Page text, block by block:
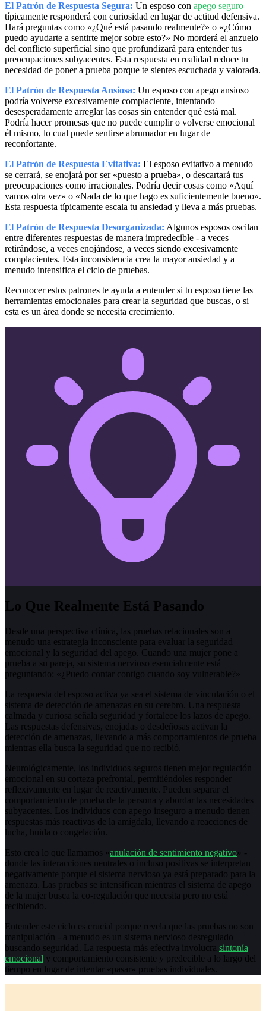
El Patrón de Respuesta Segura: Un esposo con apego seguro
típicamente responderá con curiosidad en lugar de actitud defensiva.
Hará preguntas como «¿Qué está pasando realmente?» o «¿Cómo
puedo ayudarte a sentirte mejor sobre esto?» No morderá el anzuelo
del conflicto superficial sino que profundizará para entender tus
preocupaciones subyacentes. Esta respuesta en realidad reduce tu
necesidad de poner a prueba porque te sientes escuchada y valorada.
El Patrón de Respuesta Ansiosa: Un esposo con apego ansioso
podría volverse excesivamente complaciente, intentando
desesperadamente arreglar las cosas sin entender qué está mal.
Podría hacer promesas que no puede cumplir o volverse emocional
él mismo, lo cual puede sentirse abrumador en lugar de
reconfortante.
El Patrón de Respuesta Evitativa: El esposo evitativo a menudo
se cerrará, se enojará por ser «puesto a prueba», o descartará tus
preocupaciones como irracionales. Podría decir cosas como «Aquí
vamos otra vez» o «Nada de lo que hago es suficientemente bueno».
Esta respuesta típicamente escala tu ansiedad y lleva a más pruebas.
El Patrón de Respuesta Desorganizada: Algunos esposos oscilan
entre diferentes respuestas de manera impredecible - a veces
retirándose, a veces enojándose, a veces siendo excesivamente
complacientes. Esta inconsistencia crea la mayor ansiedad y a
menudo intensifica el ciclo de pruebas.
Reconocer estos patrones te ayuda a entender si tu esposo tiene las
herramientas emocionales para crear la seguridad que buscas, o si
esta es un área donde se necesita crecimiento.
Lo Que Realmente Está Pasando
Desde una perspectiva clínica, las pruebas relacionales son a
menudo una estrategia inconsciente para evaluar la seguridad
emocional y la seguridad del apego. Cuando una mujer pone a
prueba a su pareja, su sistema nervioso esencialmente está
preguntando: «¿Puedo contar contigo cuando soy vulnerable?»
La respuesta del esposo activa ya sea el sistema de vinculación o el
sistema de detección de amenazas en su cerebro. Una respuesta
calmada y curiosa señala seguridad y fortalece los lazos de apego.
Las respuestas defensivas, enojadas o desdeñosas activan la
detección de amenazas, llevando a más comportamientos de prueba
mientras ella busca la seguridad que no recibió.
Neurológicamente, los individuos seguros tienen mejor regulación
emocional en su corteza prefrontal, permitiéndoles responder
reflexivamente en lugar de reactivamente. Pueden separar el
comportamiento de prueba de la persona y abordar las necesidades
subyacentes. Los individuos con apego inseguro a menudo tienen
respuestas más reactivas de la amígdala, llevando a reacciones de
lucha, huida o congelación.
Esto crea lo que llamamos «anulación de sentimiento negativo» -
donde las interacciones neutrales o incluso positivas se interpretan
negativamente porque el sistema nervioso ya está preparado para la
amenaza. Las pruebas se intensifican mientras el sistema de apego
de la mujer busca la co-regulación que necesita pero no está
recibiendo.
Entender este ciclo es crucial porque revela que las pruebas no son
manipulación - a menudo es un sistema nervioso desregulado
buscando seguridad. La respuesta más efectiva involucra sintonía
emocional y comportamiento consistente y predecible a lo largo del
tiempo en lugar de intentar «pasar» pruebas individuales.